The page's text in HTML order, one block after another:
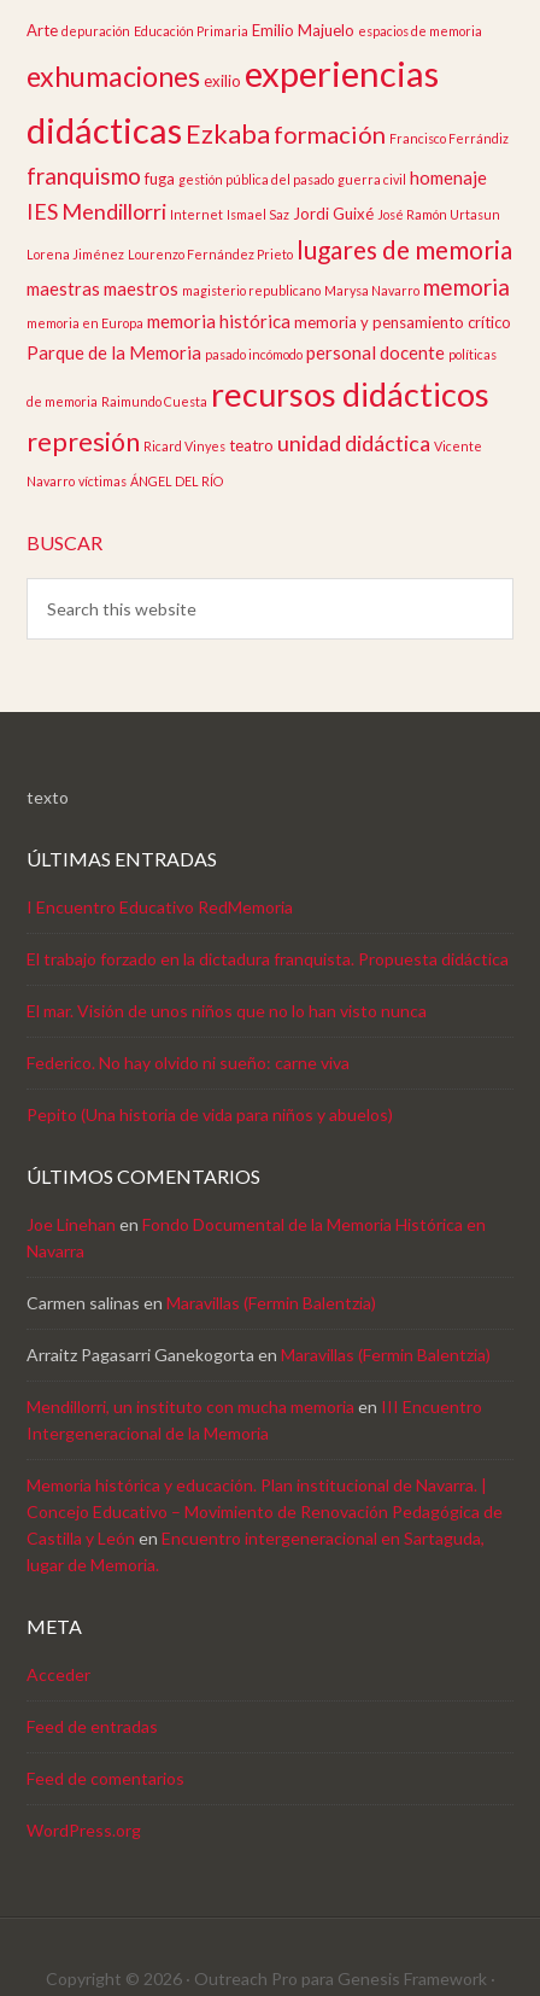
Arte depuración Educación Primaria Emilio Majuelo espacios de memoria
exhumaciones exilio experiencias
didácticas Ezkaba formación Francisco Ferrándiz
franquismo fuga gestión pública del pasado guerra civil homenaje
IES Mendillorri Internet Ismael Saz Jordi Guixé José Ramón Urtasun
Lorena Jiménez Lourenzo Fernández Prieto lugares de memoria
maestras maestros magisterio republicano Marysa Navarro memoria
memoria en Europa memoria histórica memoria y pensamiento crítico
Parque de la Memoria pasado incómodo personal docente políticas
de memoria Raimundo Cuesta recursos didácticos
represión Ricard Vinyes teatro unidad didáctica Vicente
Navarro víctimas ÁNGEL DEL RÍO
BUSCAR
texto
ÚLTIMAS ENTRADAS
I Encuentro Educativo RedMemoria
El trabajo forzado en la dictadura franquista. Propuesta didáctica
El mar. Visión de unos niños que no lo han visto nunca
Federico. No hay olvido ni sueño: carne viva
Pepito (Una historia de vida para niños y abuelos)
ÚLTIMOS COMENTARIOS
Joe Linehan enFondo Documental de la Memoria Histórica en
Navarra
Carmen salinas enMaravillas (Fermin Balentzia)
Arraitz Pagasarri Ganekogorta enMaravillas (Fermin Balentzia)
Mendillorri, un instituto con mucha memoria en III Encuentro
Intergeneracional de la Memoria
Memoria histórica y educación. Plan institucional de Navarra. |
Concejo Educativo – Movimiento de Renovación Pedagógica de
Castilla y León enEncuentro intergeneracional en Sartaguda,
lugar de Memoria.
META
Acceder
Feed de entradas
Feed de comentarios
WordPress.org
Copyright © 2026 · Outreach Pro para Genesis Framework ·